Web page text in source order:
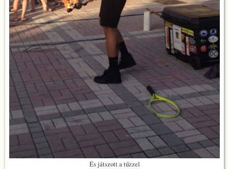
És játszott a tűzzel